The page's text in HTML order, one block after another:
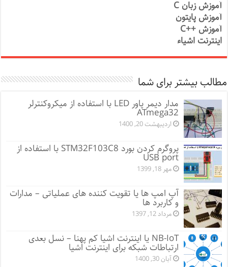
آموزش زبان C
آموزش پایتون
آموزش ++C
اینترنت اشیاء
مطالب بیشتر برای شما
مدار دیمر پاور LED با استفاده از میکروکنترلر
ATmega32
اردیبهشت 20, 1400
پروگرم کردن بورد STM32F103C8 با استفاده از
USB port
مهر 18, 1399
آپ امپ ها یا تقویت کننده های عملیاتی – مدارات
و کاربرد ها
مرداد 12, 1397
NB-IoT یا اینترنت اشیا کم پهنا – نسل بعدی
ارتباطات شبکه برای اینترنت اشیا
آبان 30, 1400